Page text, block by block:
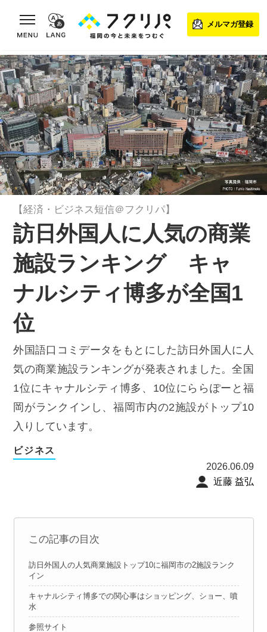
toggle navigation
メルマガ登録
【経済・ビジネス短信＠フクリパ】
訪日外国人に人気の商業
施設ランキング キャ
ナルシティ博多が全国1
位
外国語口コミデータをもとにした訪日外国人に人
気の商業施設ランキングが発表されました。全国
1位にキャナルシティ博多、10位にららぽーと福
岡がランクインし、福岡市内の2施設がトップ10
入りしています。
ビジネス
2026.06.09
近藤 益弘
この記事の目次
訪日外国人の人気商業施設トップ10に福岡市の2施設ランク
イン
キャナルシティ博多での関心事はショッピング、ショー、噴
水
参照サイト